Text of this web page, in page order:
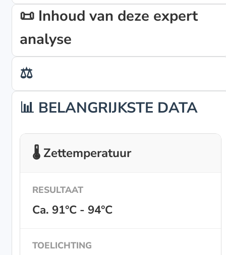
📜 Inhoud van deze expert
analyse
⚖️
📊 BELANGRIJKSTE DATA
🌡️ Zettemperatuur
Ca. 91°C - 94°C